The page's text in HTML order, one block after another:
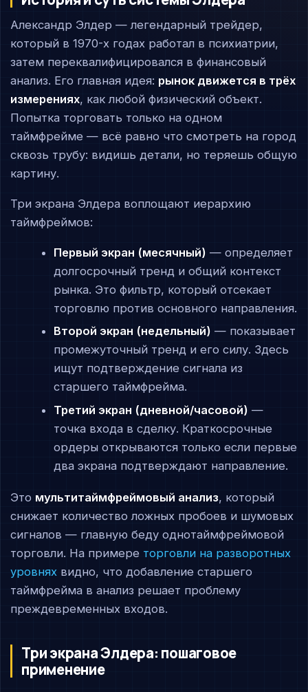
Александр Элдер — легендарный трейдер,
который в 1970-х годах работал в психиатрии,
затем переквалифицировался в финансовый
анализ. Его главная идея: рынок движется в трёх
измерениях, как любой физический объект.
Попытка торговать только на одном
таймфрейме — всё равно что смотреть на город
сквозь трубу: видишь детали, но теряешь общую
картину.
Три экрана Элдера воплощают иерархию
таймфреймов:
Первый экран (месячный) — определяет
долгосрочный тренд и общий контекст
рынка. Это фильтр, который отсекает
торговлю против основного направления.
Второй экран (недельный) — показывает
промежуточный тренд и его силу. Здесь
ищут подтверждение сигнала из
старшего таймфрейма.
Третий экран (дневной/часовой) —
точка входа в сделку. Краткосрочные
ордеры открываются только если первые
два экрана подтверждают направление.
Это мультитаймфреймовый анализ, который
снижает количество ложных пробоев и шумовых
сигналов — главную беду однотаймфреймовой
торговли. На примере торговли на разворотных
уровнях видно, что добавление старшего
таймфрейма в анализ решает проблему
преждевременных входов.
Три экрана Элдера: пошаговое
применение